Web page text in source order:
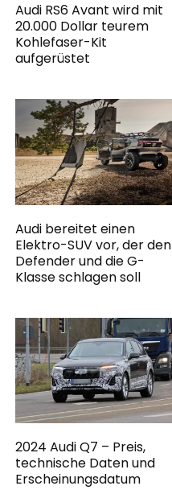
Audi RS6 Avant wird mit
20.000 Dollar teurem
Kohlefaser-Kit
aufgerüstet
Audi bereitet einen
Elektro-SUV vor, der den
Defender und die G-
Klasse schlagen soll
2024 Audi Q7 – Preis,
technische Daten und
Erscheinungsdatum